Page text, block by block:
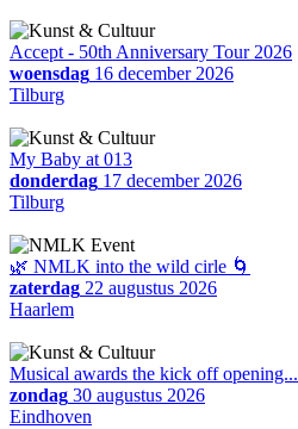
Accept - 50th Anniversary Tour 2026
woensdag 16 december 2026
Tilburg
My Baby at 013
donderdag 17 december 2026
Tilburg
🌿 NMLK into the wild cirle 🌀
zaterdag 22 augustus 2026
Haarlem
Musical awards the kick off opening...
zondag 30 augustus 2026
Eindhoven